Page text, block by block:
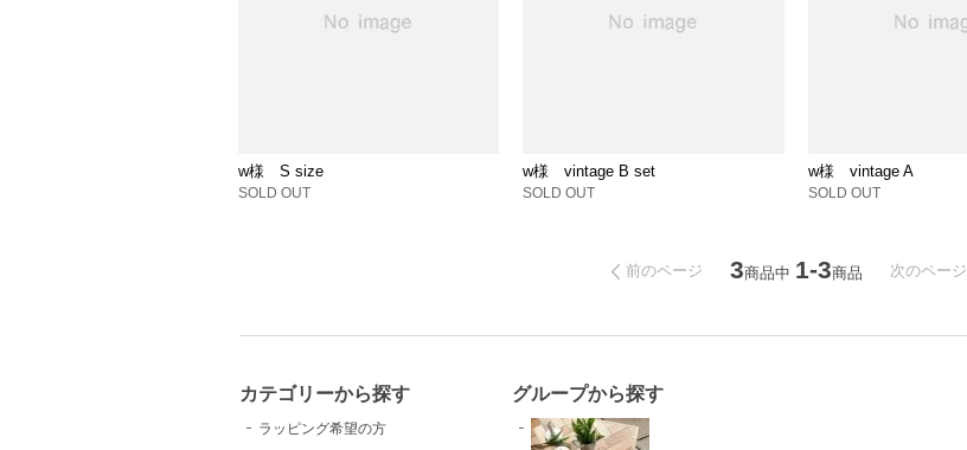
w様 S size
SOLD OUT
w様 vintage B set
SOLD OUT
w様 vintage A
SOLD OUT
前のページ 3商品中 1-3商品 次のページ
カテゴリーから探す
ラッピング希望の方
グループから探す